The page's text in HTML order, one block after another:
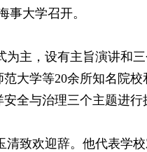
事大学召开。
，设有主旨演讲和三
大学等20余所知名院
全与治理三个主题进行
欢迎辞。他代表学校